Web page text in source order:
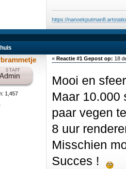
https://
1,457
«Reactie #1 Gepost op: 18
Mooi en
Maar 10.000
paar vegen
8 uur
Misschien
Succes !